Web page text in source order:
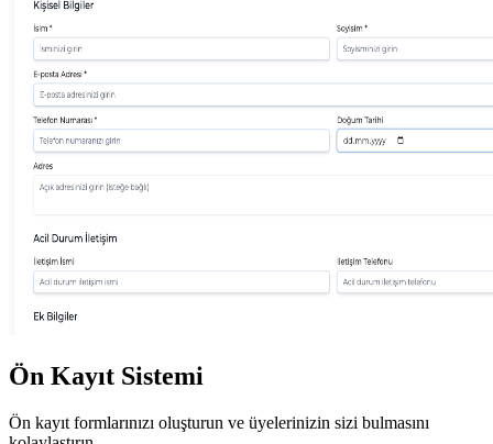
Ön Kayıt Sistemi
Ön kayıt formlarınızı oluşturun ve üyelerinizin sizi bulmasını